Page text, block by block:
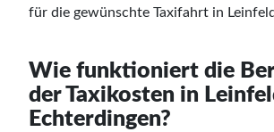
für die gewünschte Taxifahrt in
Wie funktioniert die
der Taxikosten in
Echterdingen?